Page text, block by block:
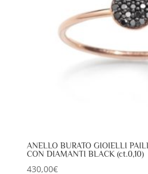
ANELLO BURATO GIOIELLI
CON DIAMANTI BLACK (ct.0,10)
430,00€